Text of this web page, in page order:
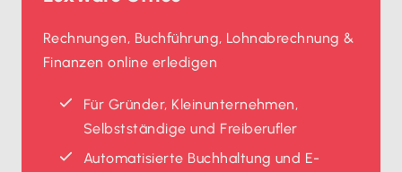
Rechnungen, Buchführung, Lohnabrechnung &
Finanzen online erledigen
Für Gründer, Kleinunternehmen,
Selbstständige und Freiberufler
Automatisierte Buchhaltung und E-